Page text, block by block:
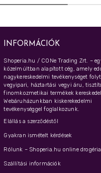
INFORMÁCIÓK
Shoperia.hu / CONe Trading Zrt. –
közelmúltban alapított cég, amely
nagykereskedelmi tevékenységet
vegyipari, háztartási vegyi áru,
finomkozmetikai termékek
Webáruházunkban kiskerekedelmi
tevékenységgel foglalkozunk.
Elállás a szerződéstől
Gyakran ismételt kérdések
Rólunk – Shoperia.hu online drogéria
Szállítási információk